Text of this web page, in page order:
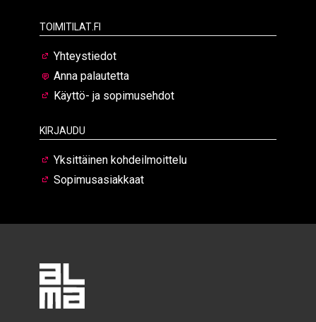
Toimitilat.fi
Yhteystiedot
Anna palautetta
Käyttö- ja sopimusehdot
Kirjaudu
Yksittäinen kohdeilmoittelu
Sopimusasiakkaat